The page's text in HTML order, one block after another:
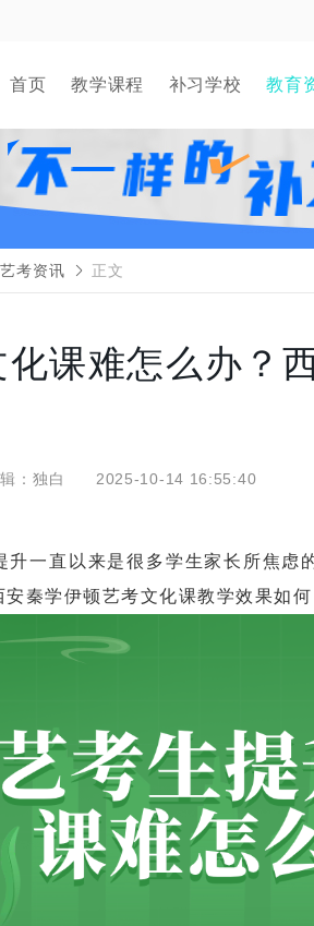
首页 教学课程 补习学校 教育
艺考资讯 正文
课难怎么办？
：独白 2025-10-14 16:55:40
直以来是很多学生家长所焦虑
秦学伊顿艺考文化课教学效果如